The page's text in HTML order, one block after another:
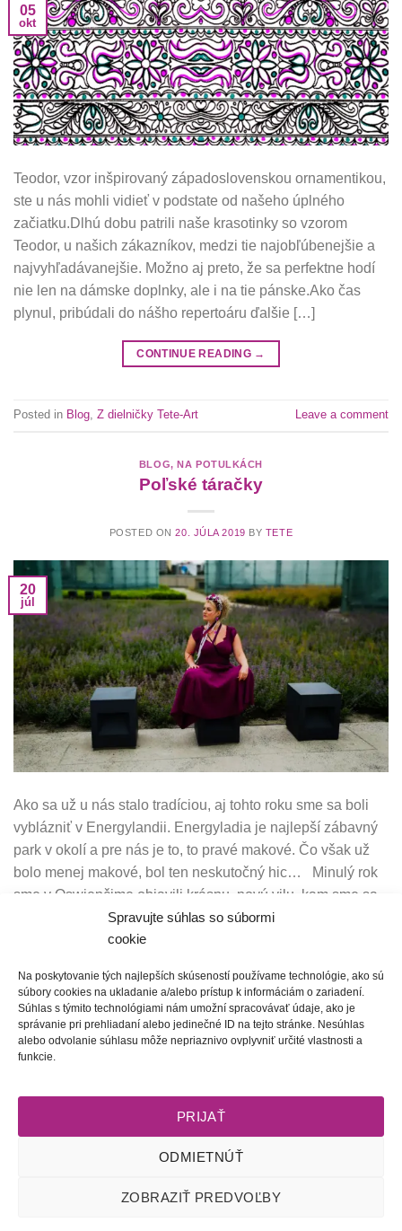
Spravujte súhlas so súbormi
cookie
Na poskytovanie tých najlepších skúseností používame technológie, ako sú
súbory cookies na ukladanie a/alebo prístup k informáciám o zariadení.
Súhlas s týmito technológiami nám umožní spracovávať údaje, ako je
správanie pri prehliadaní alebo jedinečné ID na tejto stránke. Nesúhlas
alebo odvolanie súhlasu môže nepriaznivo ovplyvniť určité vlastnosti a
funkcie.
PRIJAŤ
ODMIETNÚŤ
ZOBRAZIŤ PREDVOĽBY
05
okt
Teodor, vzor inšpirovaný západoslovenskou ornamentikou,
ste u nás mohli vidieť v podstate od našeho úplného
začiatku.Dlhú dobu patrili naše krasotinky so vzorom
Teodor, u našich zákazníkov, medzi tie najobľúbenejšie a
najvyhľadávanejšie. Možno aj preto, že sa perfektne hodí
nie len na dámske doplnky, ale i na tie pánske.Ako čas
plynul, pribúdali do nášho repertoáru ďalšie […]
CONTINUE READING →
Posted in Blog, Z dielničky Tete-Art Leave a comment
BLOG,NA POTULKÁCH
Poľské táračky
POSTED ON20. JÚLA 2019 BY TETE
20
júl
Ako sa už u nás stalo tradíciou, aj tohto roku sme sa boli
vyblázniť v Energylandii. Energyladia je najlepší zábavný
park v okolí a pre nás je to, to pravé makové. Čo však už
bolo menej makové, bol ten neskutočný hic… Minulý rok
sme v Oswienčime objavili krásnu, novú vilu, kam sme sa
Posted in Blog,Na potulkách Leave a comment
Reklamačný poriadok l Starostlivosť o šperky